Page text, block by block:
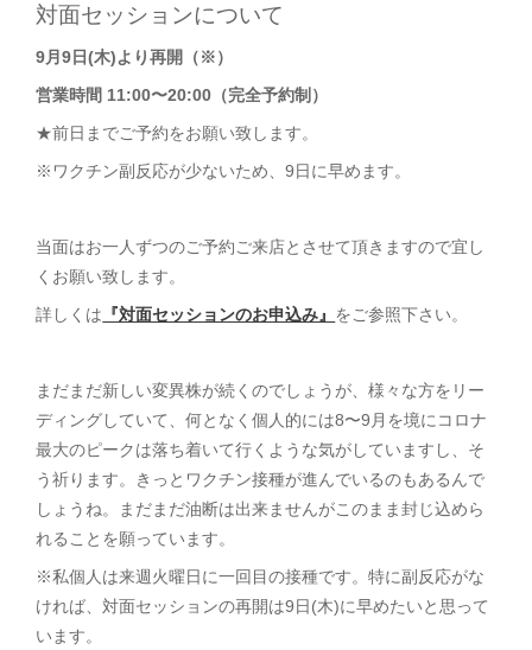
対面セッションについて
9月9日(木)より再開（※）
営業時間 11:00〜20:00（完全予約制）
★前日までご予約をお願い致します。
※ワクチン副反応が少ないため、9日に早めます。
当面はお一人ずつのご予約ご来店とさせて頂きますので宜し
くお願い致します。
詳しくは 『対面セッションのお申込み』 をご参照下さい。
まだまだ新しい変異株が続くのでしょうが、様々な方をリー
ディングしていて、何となく個人的には8〜9月を境にコロナ
最大のピークは落ち着いて行くような気がしていますし、そ
う祈ります。きっとワクチン接種が進んでいるのもあるんで
しょうね。まだまだ油断は出来ませんがこのまま封じ込めら
れることを願っています。
※私個人は来週火曜日に一回目の接種です。特に副反応がな
ければ、対面セッションの再開は9日(木)に早めたいと思って
います。